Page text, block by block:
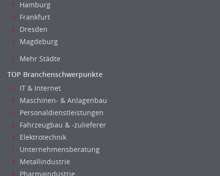
Hamburg
Frankfurt
Dresden
Magdeburg
Mehr Städte
TOP Branchenschwerpunkte
IT & Internet
Maschinen- & Anlagenbau
Personaldienstleistungen
Fahrzeugbau & -zulieferer
Elektrotechnik
Unternehmensberatung
Metallindustrie
Pharmaindustrie